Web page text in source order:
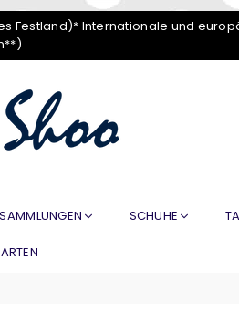
Festland)* Internationale und
SAMMLUNGEN SCHUHE